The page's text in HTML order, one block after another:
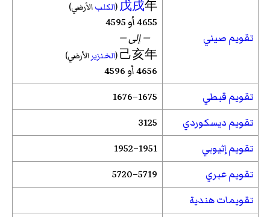
تقويم صيني
戊戌年
(الكلبالأرضي)
4655 أو 4595
— إلى —
己亥年
(الخنزير الأرضي)
4656 أو 4596
تقويم قبطي
1675–1676
تقويم ديسكوردي
3125
تقويم إثيوبي
1951–1952
تقويم عبري
5719–5720
تقويمات هندية